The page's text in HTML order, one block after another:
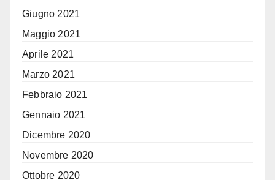
Giugno 2021
Maggio 2021
Aprile 2021
Marzo 2021
Febbraio 2021
Gennaio 2021
Dicembre 2020
Novembre 2020
Ottobre 2020